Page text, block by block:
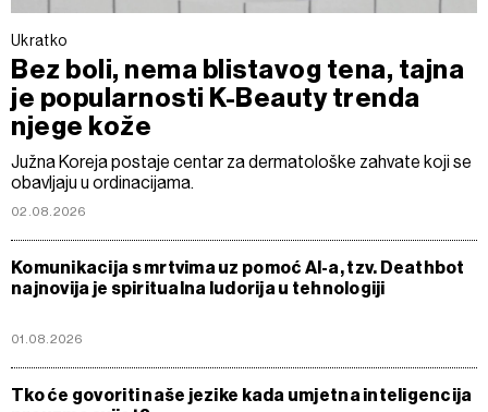
Ukratko
Bez boli, nema blistavog tena, tajna
je popularnosti K-Beauty trenda
njege kože
Južna Koreja postaje centar za dermatološke zahvate koji se
obavljaju u ordinacijama.
02.08.2026
Komunikacija s mrtvima uz pomoć AI-a, tzv. Deathbot
najnovija je spiritualna ludorija u tehnologiji
01.08.2026
Tko će govoriti naše jezike kada umjetna inteligencija